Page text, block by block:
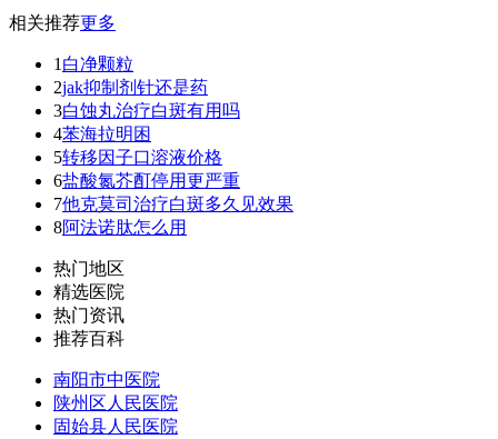
相关推荐更多
1 白净颗粒
2jak抑制剂针还是药
3白蚀丸治疗白斑有用吗
4苯海拉明困
5转移因子口溶液价格
6盐酸氮芥酊停用更严重
7他克莫司治疗白斑多久见效果
8阿法诺肽怎么用
热门地区
精选医院
热门资讯
推荐百科
南阳市中医院
陕州区人民医院
固始县人民医院